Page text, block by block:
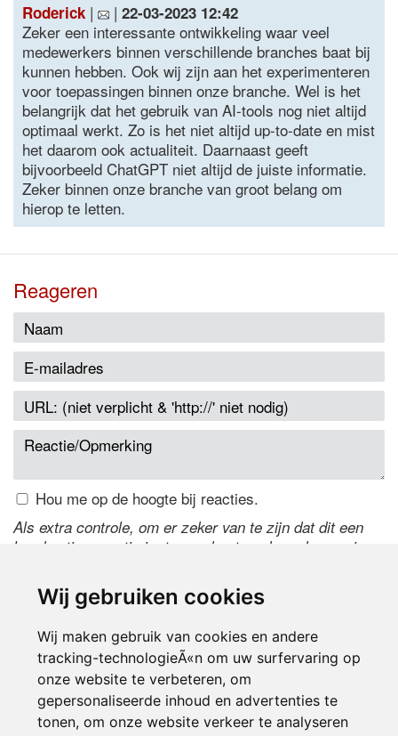
Wij gebruiken cookies
Wij maken gebruik van cookies en andere
tracking-technologieÃ«n om uw surfervaring op
onze website te verbeteren, om
gepersonaliseerde inhoud en advertenties te
tonen, om onze website verkeer te analyseren
Roderick | | 22-03-2023 12:42
Zeker een interessante ontwikkeling waar veel
medewerkers binnen verschillende branches baat bij
kunnen hebben. Ook wij zijn aan het experimenteren
voor toepassingen binnen onze branche. Wel is het
belangrijk dat het gebruik van AI-tools nog niet altijd
optimaal werkt. Zo is het niet altijd up-to-date en mist
het daarom ook actualiteit. Daarnaast geeft
bijvoorbeeld ChatGPT niet altijd de juiste informatie.
Zeker binnen onze branche van groot belang om
hierop te letten.
Reageren
Hou me op de hoogte bij reacties.
Als extra controle, om er zeker van te zijn dat dit een
handmatige reactie is, typ onderstaande code over in
de code te wijzigen.